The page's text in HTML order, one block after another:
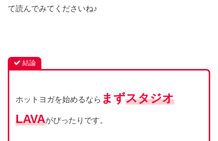
て読んでみてくださいね♪
結論
ホットヨガを始めるなら まずスタジオ
LAVAがぴったりです。